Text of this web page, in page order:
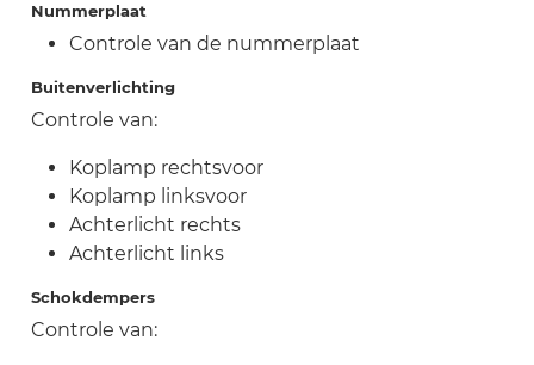
Nummerplaat
Controle van de nummerplaat
Buitenverlichting
Controle van:
Koplamp rechtsvoor
Koplamp linksvoor
Achterlicht rechts
Achterlicht links
Schokdempers
Controle van: